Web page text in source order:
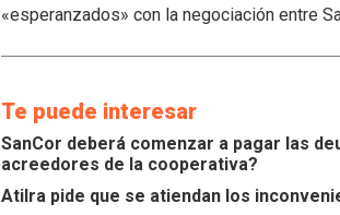
«esperanzados» con la negociación entre
Te puede interesar
SanCor deberá comenzar a pagar las
acreedores de la cooperativa?
Atilra pide que se atiendan los